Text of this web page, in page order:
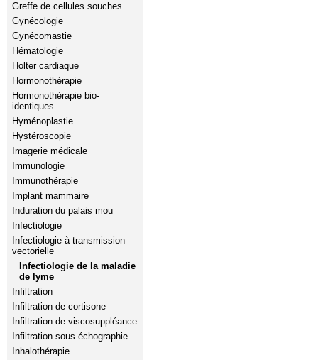
Greffe de cellules souches
Gynécologie
Gynécomastie
Hématologie
Holter cardiaque
Hormonothérapie
Hormonothérapie bio-
identiques
Hyménoplastie
Hystéroscopie
Imagerie médicale
Immunologie
Immunothérapie
Implant mammaire
Induration du palais mou
Infectiologie
Infectiologie à transmission
vectorielle
Infectiologie de la maladie
de lyme
Infiltration
Infiltration de cortisone
Infiltration de viscosuppléance
Infiltration sous échographie
Inhalothérapie